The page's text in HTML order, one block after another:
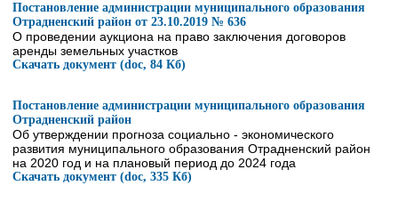
Постановление администрации муниципального образования
Отрадненский район от 23.10.2019 № 636
О проведении аукциона на право заключения договоров
аренды земельных участков
Скачать документ (doc, 84 Кб)
Постановление администрации муниципального образования
Отрадненский район
Об утверждении прогноза социально - экономического
развития муниципального образования Отрадненский район
на 2020 год и на плановый период до 2024 года
Скачать документ (doc, 335 Кб)